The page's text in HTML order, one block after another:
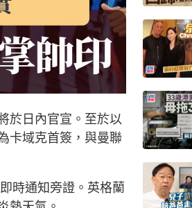
於日內官宣。至於以
卡域克首簽，與曼聯
時通知旁證。英格蘭